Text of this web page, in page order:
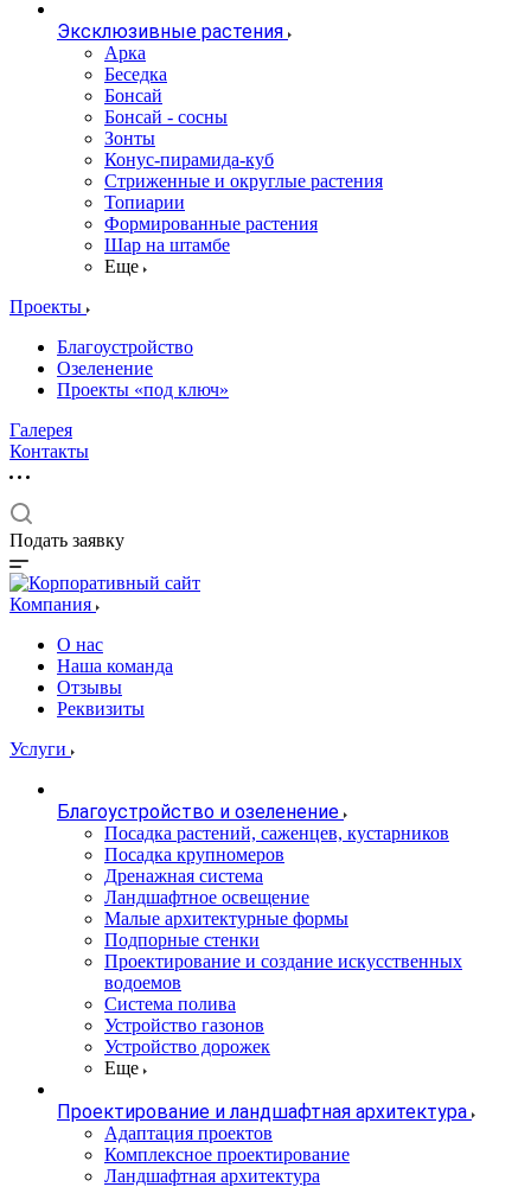
Эксклюзивные растения
Арка
Беседка
Бонсай
Бонсай - сосны
Зонты
Конус-пирамида-куб
Стриженные и округлые растения
Топиарии
Формированные растения
Шар на штамбе
Еще
Проекты
Благоустройство
Озеленение
Проекты «под ключ»
Галерея
Контакты
Подать заявку
Компания
О нас
Наша команда
Отзывы
Реквизиты
Услуги
Благоустройство и озеленение
Посадка растений, саженцев, кустарников
Посадка крупномеров
Дренажная система
Ландшафтное освещение
Малые архитектурные формы
Подпорные стенки
Проектирование и создание искусственных
водоемов
Система полива
Устройство газонов
Устройство дорожек
Еще
Проектирование и ландшафтная архитектура
Адаптация проектов
Комплексное проектирование
Ландшафтная архитектура